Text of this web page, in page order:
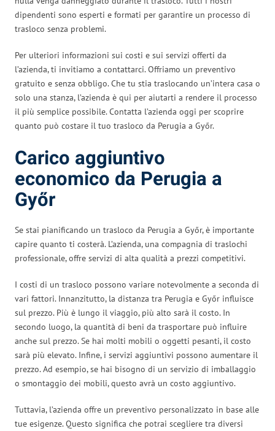
dipendenti sono esperti e formati per garantire un processo di
trasloco senza problemi.
Per ulteriori informazioni sui costi e sui servizi offerti da
l’azienda, ti invitiamo a contattarci. Offriamo un preventivo
gratuito e senza obbligo. Che tu stia traslocando un’intera casa o
solo una stanza, l’azienda è qui per aiutarti a rendere il processo
il più semplice possibile. Contatta l’azienda oggi per scoprire
quanto può costare il tuo trasloco da Perugia a Győr.
Carico aggiuntivo
economico da Perugia a
Győr
Se stai pianificando un trasloco da Perugia a Győr, è importante
capire quanto ti costerà. L’azienda, una compagnia di traslochi
professionale, offre servizi di alta qualità a prezzi competitivi.
I costi di un trasloco possono variare notevolmente a seconda di
vari fattori. Innanzitutto, la distanza tra Perugia e Győr influisce
sul prezzo. Più è lungo il viaggio, più alto sarà il costo. In
secondo luogo, la quantità di beni da trasportare può influire
anche sul prezzo. Se hai molti mobili o oggetti pesanti, il costo
sarà più elevato. Infine, i servizi aggiuntivi possono aumentare il
prezzo. Ad esempio, se hai bisogno di un servizio di imballaggio
o smontaggio dei mobili, questo avrà un costo aggiuntivo.
Tuttavia, l’azienda offre un preventivo personalizzato in base alle
tue esigenze. Questo significa che potrai scegliere tra diversi